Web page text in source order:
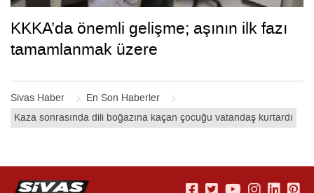
Sivas Haber
En Son Haberler
Kaza sonrasında dili boğazına kaçan çocuğu vatandaş kurtardı
KKKA’da önemli gelişme; aşının ilk fazı
tamamlanmak üzere